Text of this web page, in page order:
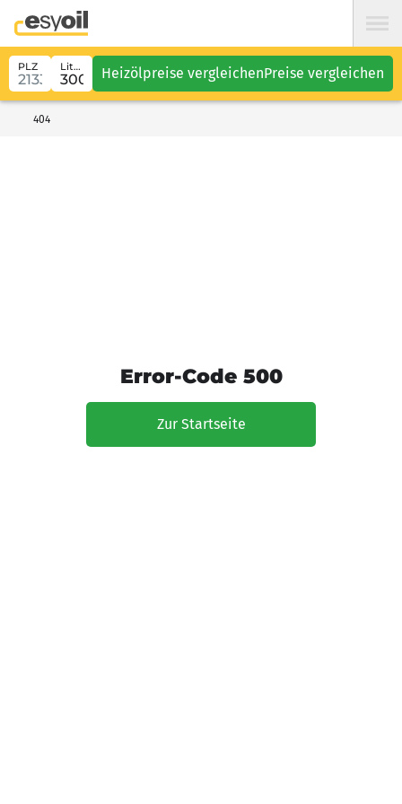
PLZ Liter Heizölpreise vergleichenPreise vergleichen
404
Error-Code 500
Zur Startseite